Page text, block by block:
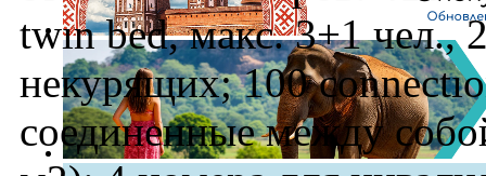
twın bed, макс. 3+1 чел.,
некурящих; 100
соединенные между